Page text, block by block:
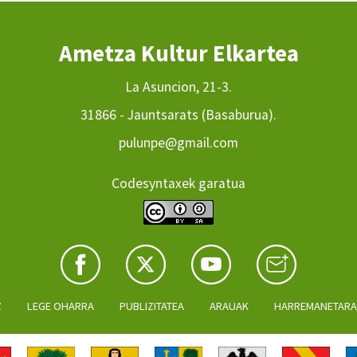
Ametza Kultur Elkartea
La Asuncion, 21-3.
31866 - Jauntsarats (Basaburua).
pulunpe@gmail.com
Codesyntaxek garatua
LEGE OHARRA PUBLIZITATEA ARAUAK